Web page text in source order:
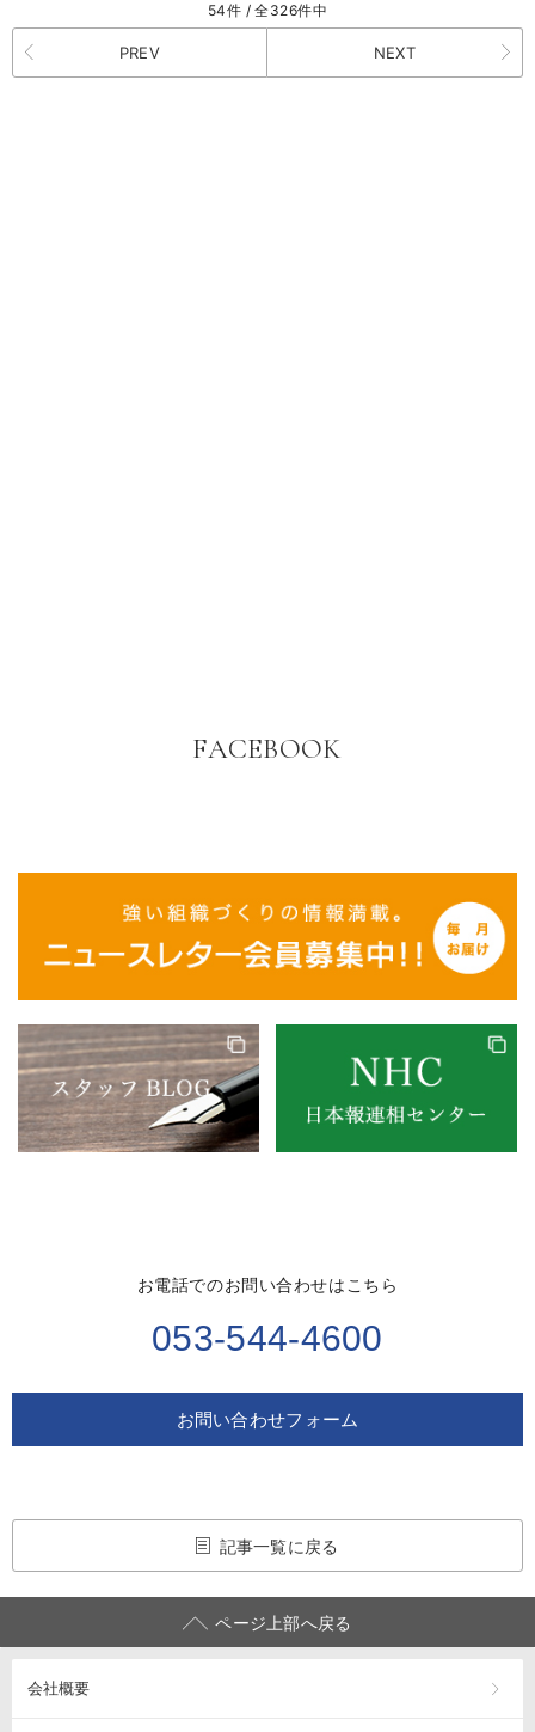
54件 / 全326件中
PREV NEXT
FACEBOOK
お電話でのお問い合わせはこちら
053-544-4600
お問い合わせフォーム
記事一覧に戻る
ページ上部へ戻る
会社概要